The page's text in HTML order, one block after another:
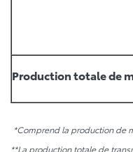
Production totale de
*Comprend la production de
**La production totale de